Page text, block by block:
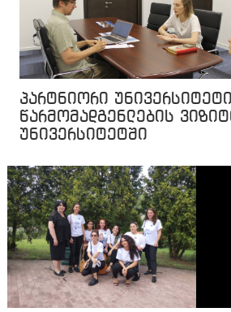
პარტნიორი
წარმომადგენლების
უნივერსიტეტში